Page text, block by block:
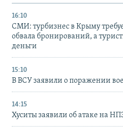
16:10
СМИ: турбизнес в Крыму
обвала бронирований, а
деньги
15:10
В ВСУ заявили о поражении
14:15
Хуситы заявили об атаке на